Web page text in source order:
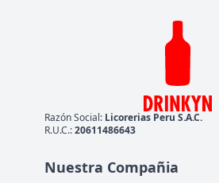
Razón Social: Licorerias Peru S.A.C.
R.U.C.:20611486643
Nuestra Compañia